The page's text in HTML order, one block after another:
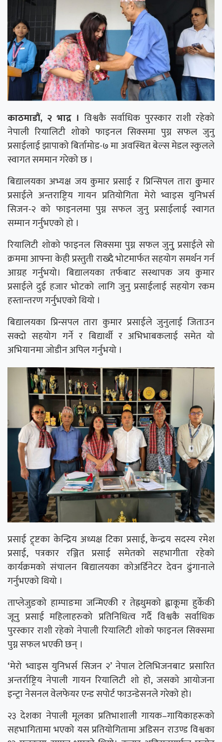
काठमाडौं, २ भाद्र । विश्वकै सर्वाधिक पुरस्कार राशी रहेको
नेपाली रियालिटी शोको फाइनल सिक्समा पुग्न सफल जुनु
प्रसाईलाई झापाको बिर्तामोड-७ मा अवस्थित बेल्स मेडल स्कुलले
स्वागत सममान गरेको छ ।
बिद्यालयका अभ्यक्ष जय कुमार प्रसाई र प्रिन्सिपल तारा कुुमार
प्रसाईले अन्तराष्ट्रिय गायन प्रतियोगिता मेरो भ्वाइस युनिभर्स
सिजन-२ को फाइनलमा पुग्न सफल जुनु प्रसाईलाई स्वागत
सम्मान गर्नुभएको हो ।
रियालिटी शोको फाइनल सिक्समा पुग्न सफल जुनुु प्रसाईले सो
क्रममा आफ्ना केही प्रस्तुती राख्दै भोटमार्फत सहयोग समर्थन गर्न
आग्रह गर्नुभयो। बिद्यालयका तर्फबाट सस्थापक जय कुमार
प्रसाईले दुई हजार भोटको लागि जुनु प्रसाईलाई सहयोग रकम
हस्तान्तरण गर्नुभएको थियो ।
बिद्यालयका प्रिन्सपल तारा कुमार प्रसाईले जुनुलाई जिताउन
सक्दो सहयोग गर्ने र बिद्यार्थी र अभिभाबकलाई समेत यो
अभियानमा जोडीन अपिल गर्नुभयो ।
प्रसाई ट्र्ष्टका केन्द्रिय अध्यक्ष टिका प्रसाई, केन्द्रय सदस्य रमेश
प्रसाई, पत्रकार रञ्जित प्रसाई समेतको सहभागीता रहेको
कार्यक्रमको संचालन बिद्यालयका कोअर्डिनेटर देवन ढुंगानाले
गर्नुभएको थियो ।
ताप्लेजुङको हाम्पाङमा जन्मिएकी र तेह्रथुमको ह्वाकूमा हुर्केकी
जूनु प्रसाई महिलाहरुको प्रतिनिधित्व गर्दै विश्वकै सर्वाधिक
पुरस्कार राशी रहेको नेपाली रियालिटी शोको फाइनल सिक्समा
पुग्न सफल भएकी छन् ।
‘मेरो भ्वाइस युनिभर्स सिजन २’ नेपाल टेलिभिजनबाट प्रसारित
अन्तर्राष्ट्रिय नेपाली गायन रियालिटी शो हो, जसको आयोजना
इन्ट्रा नेसनल वेलफेयर एन्ड सपोर्ट फाउन्डेसनले गरेको हो।
२३ देशका नेपाली मूलका प्रतिभाशाली गायक–गायिकाहरूको
सहभागितामा भएको यस प्रतियोगितामा अडिसन राउण्ड विश्वका